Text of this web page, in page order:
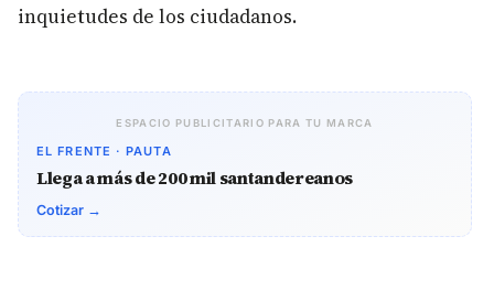
inquietudes de los ciudadanos.
ESPACIO PUBLICITARIO PARA TU MARCA
EL FRENTE · PAUTA
Llega a más de 200 mil santandereanos
Cotizar →